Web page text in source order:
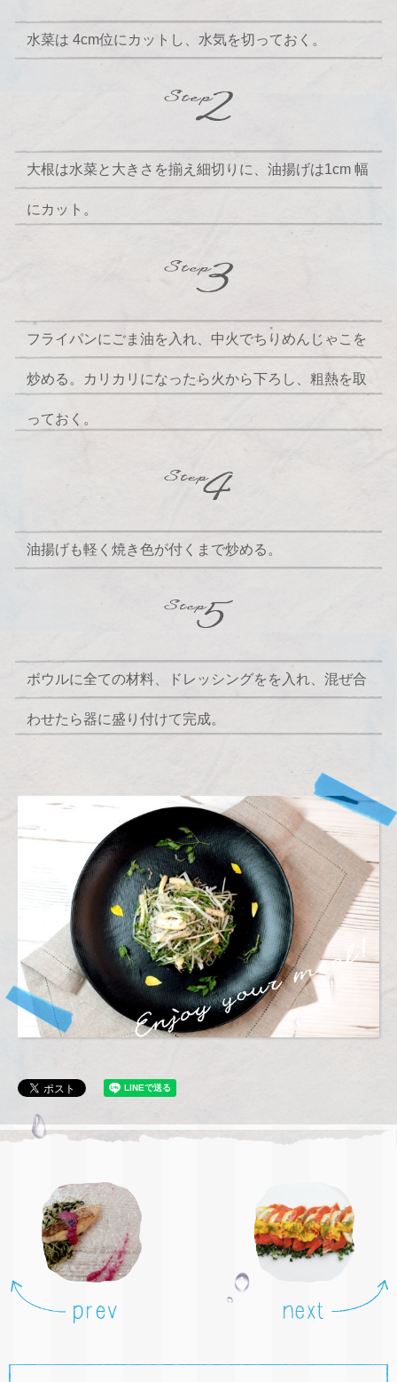
水菜は 4cm位にカットし、水気を切っておく。
大根は水菜と大きさを揃え細切りに、油揚げは1cm 幅
にカット。
フライパンにごま油を入れ、中火でちりめんじゃこを
炒める。カリカリになったら火から下ろし、粗熱を取
っておく。
油揚げも軽く焼き色が付くまで炒める。
ボウルに全ての材料、ドレッシングをを入れ、混ぜ合
わせたら器に盛り付けて完成。